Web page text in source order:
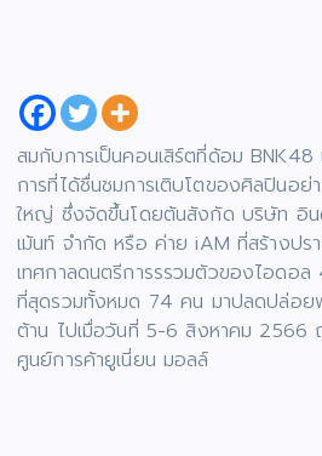
สมกับการเป็นคอนเสิร์ตที่ด้อม
การที่ได้ชื่นชมการเติบโตของศิลปินอย่
ใหญ่ ซึ่งจัดขึ้นโดยต้นสังกัด บริษัท อินดิ
เม้นท์ จำกัด หรือ ค่าย iAM ที่สร้างป
เทศกาลดนตรีการรรวมตัวของไอดอ
ที่สุดรวมทั้งหมด 74 คน มาปลดปล่อย
ต้าน ไปเมื่อวันที่ 5-6 สิงหาคม
ศูนย์การค้ายูเนี่ยน มอลล์